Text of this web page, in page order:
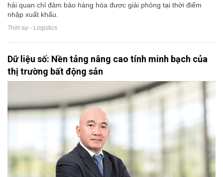
hải quan chỉ đảm bảo hàng hóa được giải phóng tại thời điểm
nhập xuất khẩu.
Thời sự - Logistics
Dữ liệu số: Nền tảng nâng cao tính minh bạch của
thị trường bất động sản